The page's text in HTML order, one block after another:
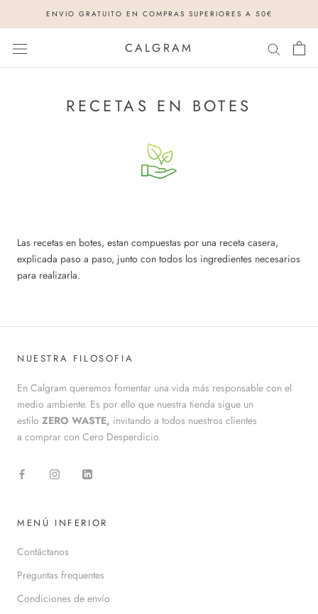
ENVIO GRATUITO EN COMPRAS SUPERIORES A 50€
CALGRAM
RECETAS EN BOTES
Las recetas en botes, estan compuestas por una receta casera,
explicada paso a paso, junto con todos los ingredientes necesarios
para realizarla.
NUESTRA FILOSOFIA
En Calgram queremos fomentar una vida más responsable con el
medio ambiente. Es por ello que nuestra tienda sigue un
estilo ZERO WASTE, invitando a todos nuestros clientes
a comprar con Cero Desperdicio.
MENÚ INFERIOR
Contáctanos
Preguntas frequentes
Condiciones de envío